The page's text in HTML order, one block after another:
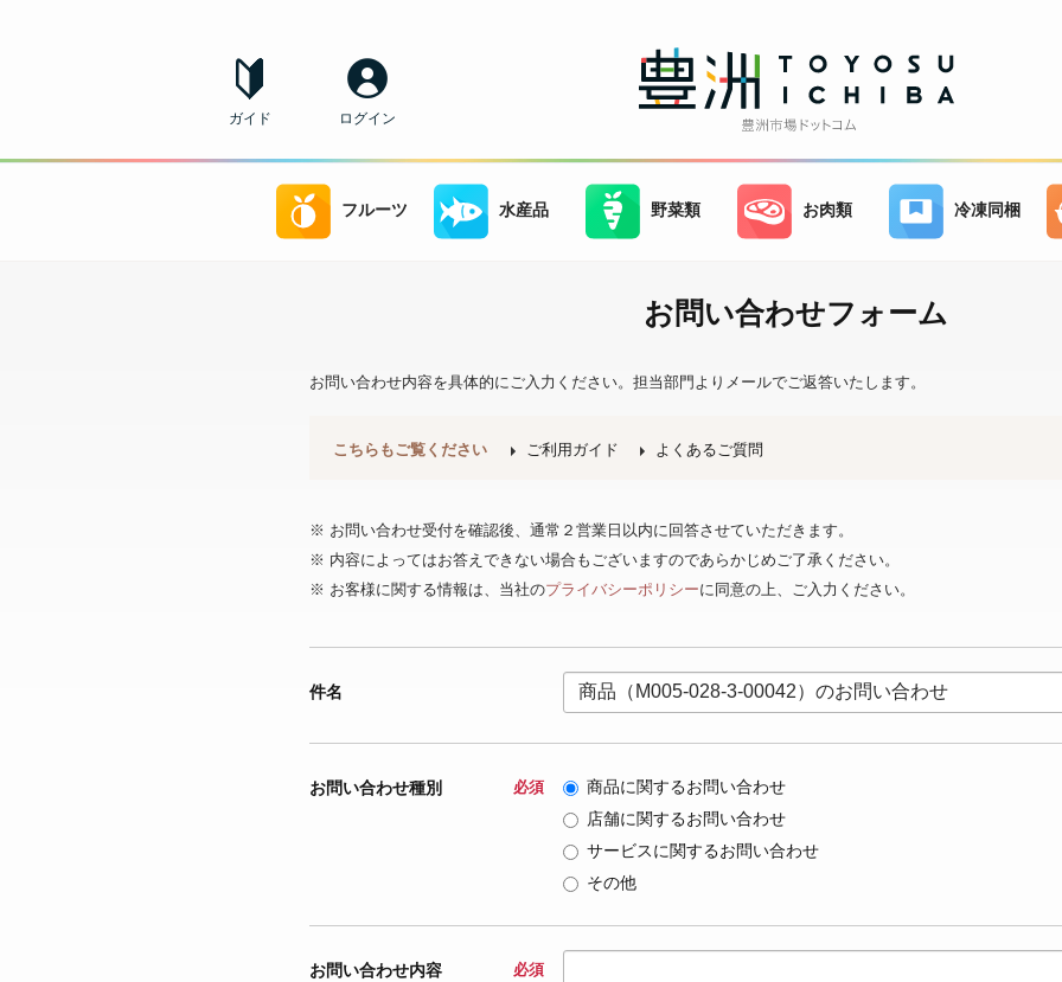
ガイド ログイン
フルーツ 水産品 野菜類 お肉類 冷凍同梱
お問い合わせフォーム
お問い合わせ内容を具体的にご入力ください。担当部門よりメールでご返答いたします。
こちらもご覧ください ご利用ガイド よくあるご質問
※ お問い合わせ受付を確認後、通常２営業日以内に回答させていただきます。
※ 内容によってはお答えできない場合もございますのであらかじめご了承ください。
※ お客様に関する情報は、当社のプライバシーポリシーに同意の上、ご入力ください。
件名
お問い合わせ種別 必須
商品に関するお問い合わせ
店舗に関するお問い合わせ
サービスに関するお問い合わせ
その他
お問い合わせ内容 必須